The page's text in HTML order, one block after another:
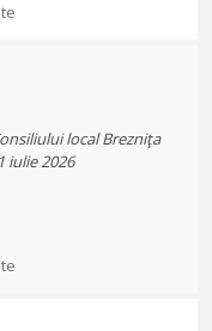
local Brezniţa
iulie 2026